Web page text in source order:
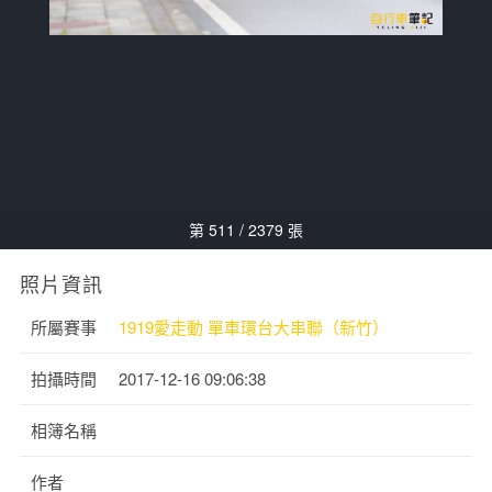
第 511 / 2379 張
照片資訊
所屬賽事 1919愛走動 單車環台大串聯（新竹）
拍攝時間 2017-12-16 09:06:38
相簿名稱
作者